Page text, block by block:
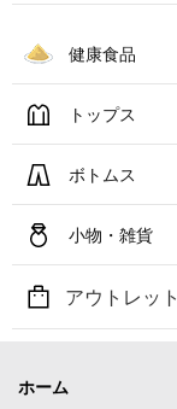
健康食品
トップス
ボトムス
小物・雑貨
アウトレット
ホーム